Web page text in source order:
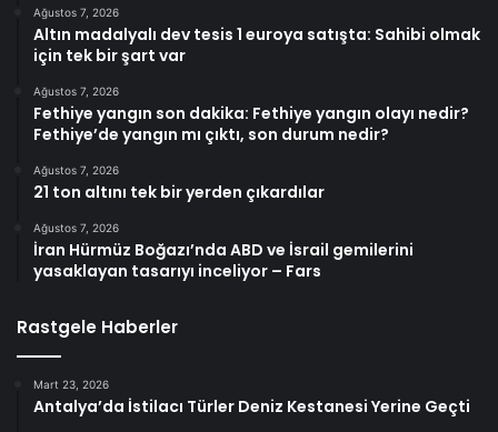
Ağustos 7, 2026
Altın madalyalı dev tesis 1 euroya satışta: Sahibi olmak
için tek bir şart var
Ağustos 7, 2026
Fethiye yangın son dakika: Fethiye yangın olayı nedir?
Fethiye’de yangın mı çıktı, son durum nedir?
Ağustos 7, 2026
21 ton altını tek bir yerden çıkardılar
Ağustos 7, 2026
İran Hürmüz Boğazı’nda ABD ve İsrail gemilerini
yasaklayan tasarıyı inceliyor – Fars
Rastgele Haberler
Mart 23, 2026
Antalya’da İstilacı Türler Deniz Kestanesi Yerine Geçti